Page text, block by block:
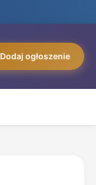
Dodaj ogłoszenie